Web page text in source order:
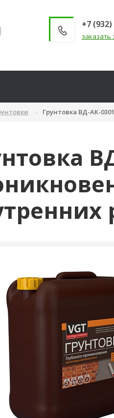
+7
заказать
Грунтовка ВД-АК-